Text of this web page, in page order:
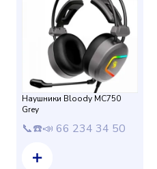
Наушники Bloody MC750
Grey
📞☎️📣 66 234 34 50